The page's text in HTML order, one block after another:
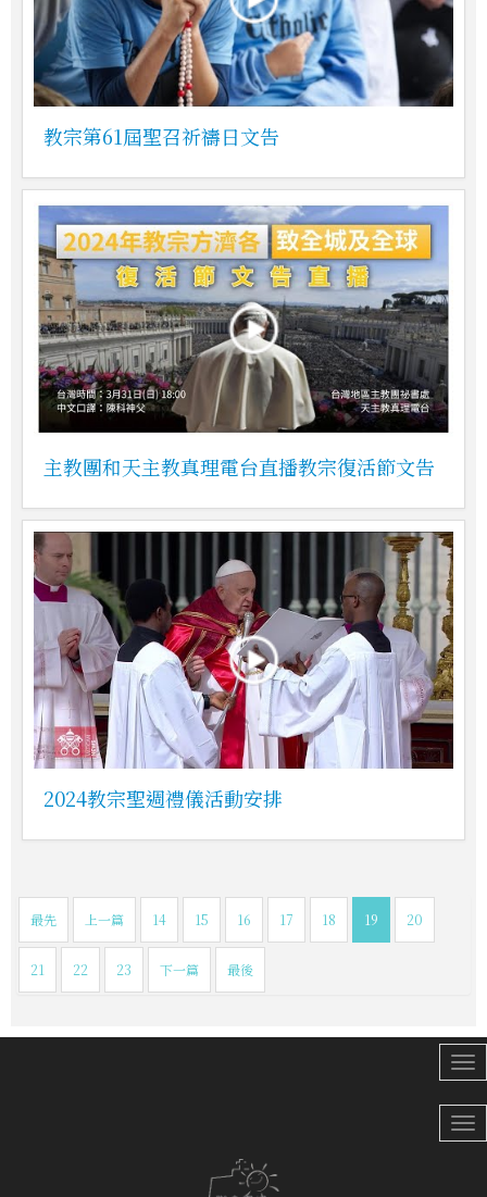
教宗第61屆聖召祈禱日文告
主教團和天主教真理電台直播教宗復活節文告
2024教宗聖週禮儀活動安排
最先 上一篇 14 15 16 17 18 19 20
21 22 23 下一篇 最後